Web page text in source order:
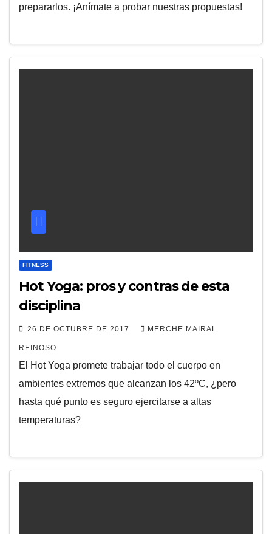
prepararlos. ¡Anímate a probar nuestras propuestas!
FITNESS
Hot Yoga: pros y contras de esta
disciplina
26 DE OCTUBRE DE 2017 MERCHE MAIRAL
REINOSO
El Hot Yoga promete trabajar todo el cuerpo en
ambientes extremos que alcanzan los 42ºC, ¿pero
hasta qué punto es seguro ejercitarse a altas
temperaturas?